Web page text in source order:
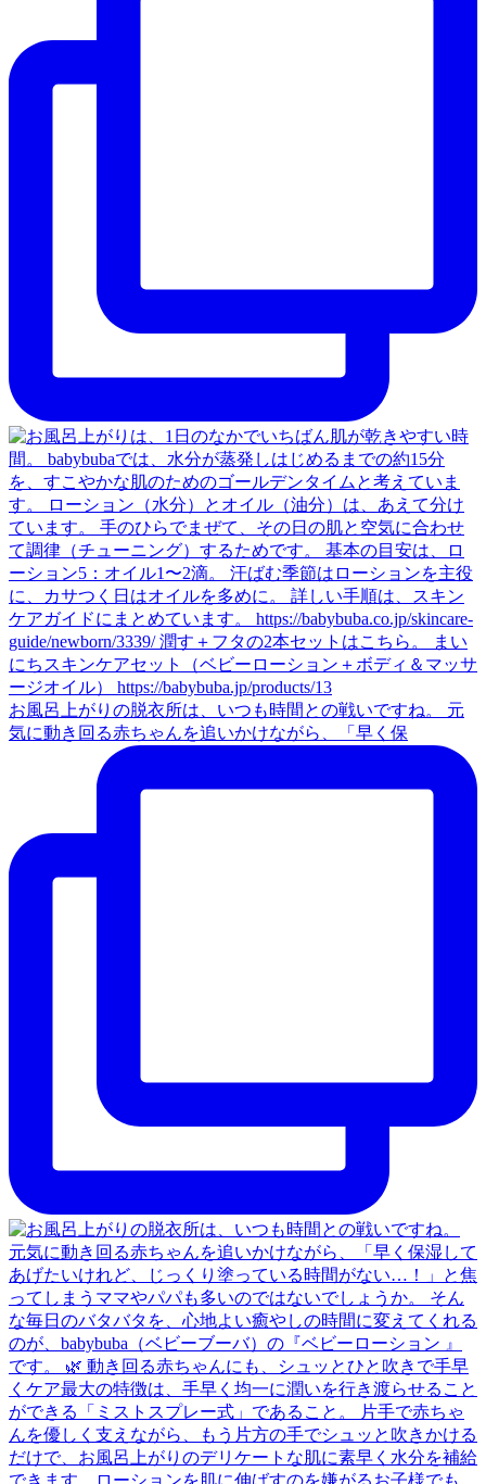
お風呂上がりの脱衣所は、いつも時間との戦いですね。 元
気に動き回る赤ちゃんを追いかけながら、「早く保